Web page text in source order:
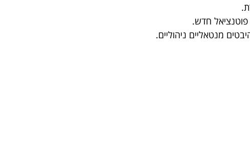
פוטנציאל חדש.
מנטאליים ניהוליים.